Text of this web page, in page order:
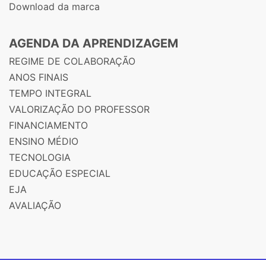
Download da marca
AGENDA DA APRENDIZAGEM
REGIME DE COLABORAÇÃO
ANOS FINAIS
TEMPO INTEGRAL
VALORIZAÇÃO DO PROFESSOR
FINANCIAMENTO
ENSINO MÉDIO
TECNOLOGIA
EDUCAÇÃO ESPECIAL
EJA
AVALIAÇÃO